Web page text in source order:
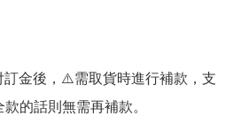
訂金後，⚠️需取貨時進行補款，支
的話則無需再補款。